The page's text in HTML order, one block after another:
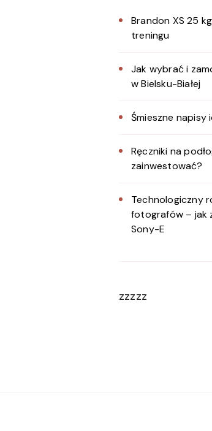
Brandon XS 25
treningu
Jak wybrać i
w Bielsku-Białej
Śmieszne napisy
Ręczniki na
zainwestować?
Technologiczny
fotografów – jak
Sony-E
zzzzz